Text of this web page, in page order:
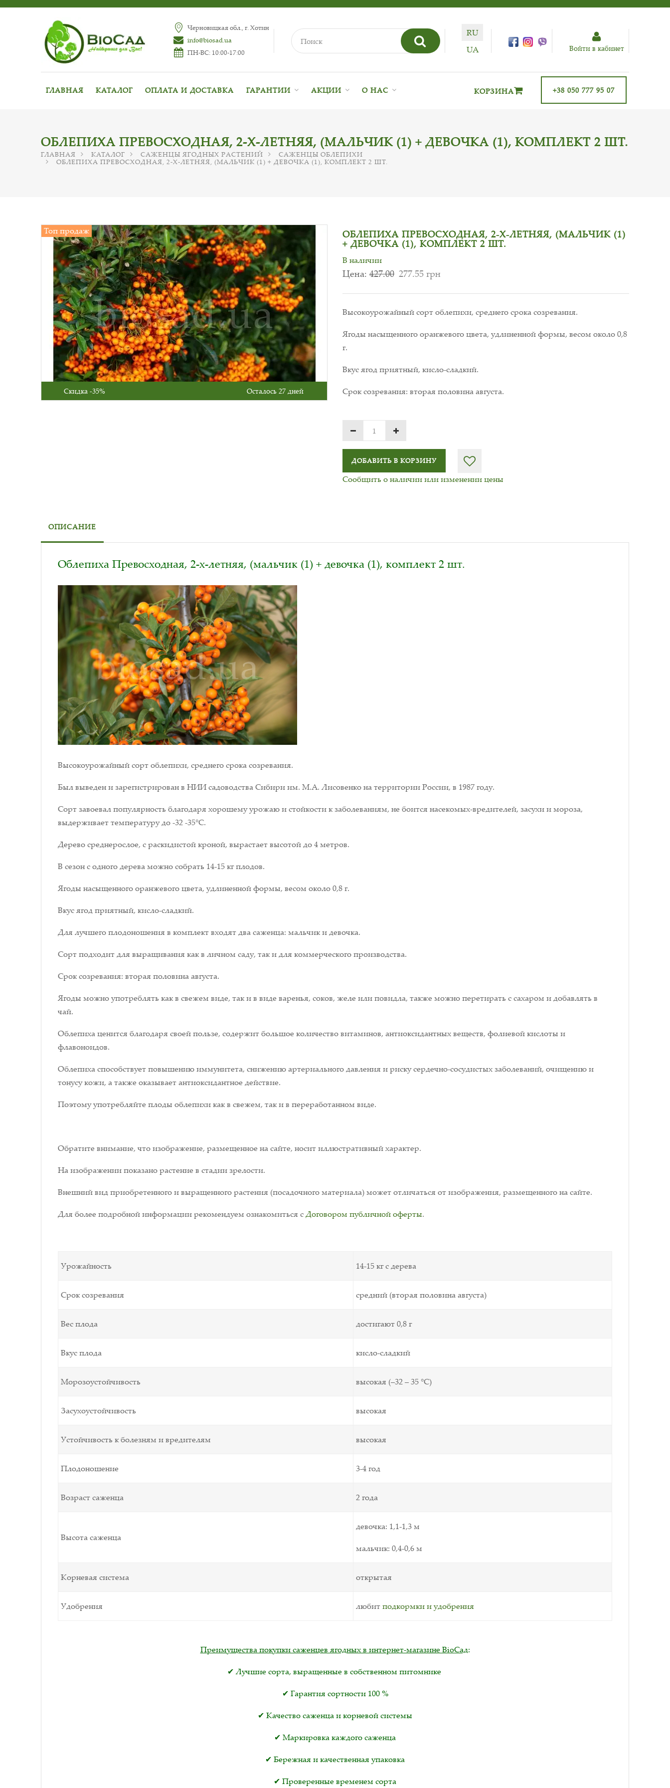
Черновицкая обл., г. Хотин
info@biosad.ua
ПН-ВС: 10:00-17:00
RU
UA
Войти в кабинет
ГЛАВНАЯ КАТАЛОГ ОПЛАТА И ДОСТАВКА ГАРАНТИИ АКЦИИ О НАС +38 050 777 95 07
КОРЗИНА
ОБЛЕПИХА ПРЕВОСХОДНАЯ, 2-Х-ЛЕТНЯЯ, (МАЛЬЧИК (1) + ДЕВОЧКА (1), КОМПЛЕКТ 2 ШТ.
ГЛАВНАЯ КАТАЛОГ САЖЕНЦЫ ЯГОДНЫХ РАСТЕНИЙ
САЖЕНЦЫ ОБЛЕПИХИ
ОБЛЕПИХА ПРЕВОСХОДНАЯ, 2-Х-ЛЕТНЯЯ, (МАЛЬЧИК (1) + ДЕВОЧКА (1), КОМПЛЕКТ 2 ШТ.
Топ продаж
Скидка -35% Осталось 27 дней
ОБЛЕПИХА ПРЕВОСХОДНАЯ, 2-Х-ЛЕТНЯЯ, (МАЛЬЧИК (1)
+ ДЕВОЧКА (1), КОМПЛЕКТ 2 ШТ.
В наличии
Цена: 427.00 277.55 грн
Высокоурожайный сорт облепихи, среднего срока созревания.
Ягоды насыщенного оранжевого цвета, удлиненной формы, весом около 0,8
г.
Вкус ягод приятный, кисло-сладкий.
Срок созревания: вторая половина августа.
ДОБАВИТЬ В КОРЗИНУ
Сообщить о наличии или изменении цены
ОПИСАНИЕ
Облепиха Превосходная, 2-х-летняя, (мальчик (1) + девочка (1), комплект 2 шт.
Высокоурожайный сорт облепихи, среднего срока созревания.
Был выведен и зарегистрирован в НИИ садоводства Сибири им. М.А. Лисовенко на территории России, в 1987 году.
Сорт завоевал популярность благодаря хорошему урожаю и стойкости к заболеваниям, не боится насекомых-вредителей, засухи и мороза,
выдерживает температуру до -32 -35°С.
Дерево среднерослое, с раскидистой кроной, вырастает высотой до 4 метров.
В сезон с одного дерева можно собрать 14-15 кг плодов.
Ягоды насыщенного оранжевого цвета, удлиненной формы, весом около 0,8 г.
Вкус ягод приятный, кисло-сладкий.
Для лучшего плодоношения в комплект входят два саженца: мальчик и девочка.
Сорт подходит для выращивания как в личном саду, так и для коммерческого производства.
Срок созревания: вторая половина августа.
Ягоды можно употреблять как в свежем виде, так и в виде варенья, соков, желе или повидла, также можно перетирать с сахаром и добавлять в
чай.
Облепиха ценится благодаря своей пользе, содержит большое количество витаминов, антиоксидантных веществ, фолиевой кислоты и
флавоноидов.
Облепиха способствует повышению иммунитета, снижению артериального давления и риску сердечно-сосудистых заболеваний, очищению и
тонусу кожи, а также оказывает антиоксидантное действие.
Поэтому употребляйте плоды облепихи как в свежем, так и в переработанном виде.
Обратите внимание, что изображение, размещенное на сайте, носит иллюстративный характер.
На изображении показано растение в стадии зрелости.
Внешний вид приобретенного и выращенного растения (посадочного материала) может отличаться от изображения, размещенного на сайте.
Для более подробной информации рекомендуем ознакомиться сДоговором публичной оферты.
Урожайность 14-15 кг с дерева
Срок созревания средний (вторая половина августа)
Вес плода достигают 0,8 г
Вкус плода кисло-сладкий
Морозоустойчивость высокая (–32 – 35 °C)
Засухоустойчивость высокая
Устойчивость к болезням и вредителям высокая
Плодоношение 3-4 год
Возраст саженца 2 года
Высота саженца
девочка: 1,1-1,3 м
мальчик: 0,4-0,6 м
Корневая система открытая
Удобрения любитподкормки и удобрения
Преимущества покупки саженцев ягодных в интернет-магазине BioСад:
✔ Лучшие сорта, выращенные в собственном питомнике
✔ Гарантия сортности 100 %
✔ Качество саженца и корневой системы
✔ Маркировка каждого саженца
✔ Бережная и качественная упаковка
✔ Проверенные временем сорта